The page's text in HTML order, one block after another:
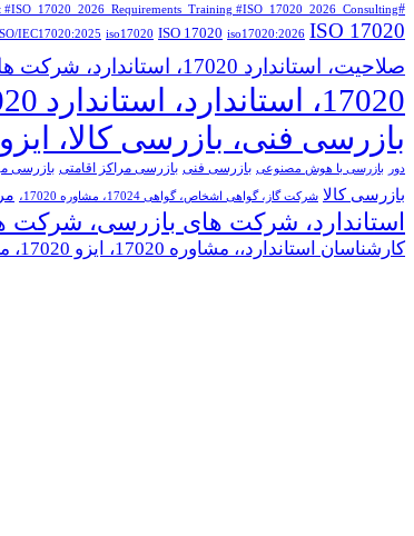
#ISO17020_2026 #ISO17020_2012 #ISO17020_2026_training #ISO17020_2026_Consulting
#ISO_17020_2026_Consulting
IEC17020:2025 iso17020 ISO 17020 iso17020:2026
صلاحیت، استاندارد 17020، استاندارد، شرکت های بازرسی، شرکت های بازرسی فنی، شرکت های بازرسی کالا
بازرسی فنی، بازرسی کالا، ایزو 17020،
دور
بازرسی با هوش مصنوعی بازرسی فنی بازرسی مراکز اقامتی بازرسی
بازرسی کالا شرکت گاز، گواهی اشخاص، گواهی 17024، مشاوره 17020،
استاندارد، شرکت های بازرسی،
کارشناسان استاندارد،، مشاوره 17020، ایزو 17020، مرکز ملی تایید صلاحیت، استاندارد 17020، استاندارد، شرکت های بازرسی، شرکت های بازرسی فنی، شرکت های بازرسی کالا،